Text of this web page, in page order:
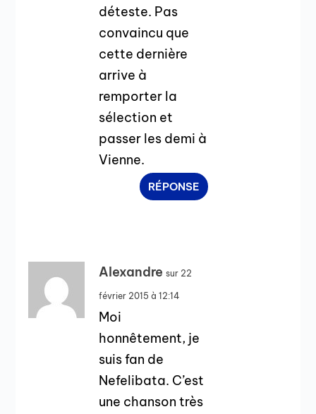
déteste. Pas
convaincu que
cette dernière
arrive à
remporter la
sélection et
passer les demi à
Vienne.
RÉPONSE
Alexandre sur 22
février 2015 à 12:14
Moi
honnêtement, je
suis fan de
Nefelibata. C’est
une chanson très